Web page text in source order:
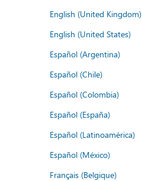
English (United Kingdom)
English (United States)
Español (Argentina)
Español (Chile)
Español (Colombia)
Español (España)
Español (Latinoamérica)
Español (México)
Français (Belgique)